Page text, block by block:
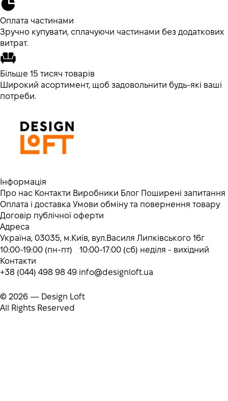
Оплата частинами
Зручно купувати, сплачуючи частинами без додаткових
витрат.
Більше 15 тисяч товарів
Широкий асортимент, щоб задовольнити будь-які ваші
потреби.
Інформація
Про нас Контакти Виробники Блог Поширені запитання
Оплата і доставка Умови обміну та повернення товару
Договір публічної оферти
Адреса
Україна, 03035, м.Київ, вул.Василя Липківського 16г
10:00-19:00 (пн-пт) 10:00-17:00 (сб) неділя - вихідний
Контакти
+38 (044) 498 98 49 info@designloft.ua
© 2026 — Design Loft
All Rights Reserved